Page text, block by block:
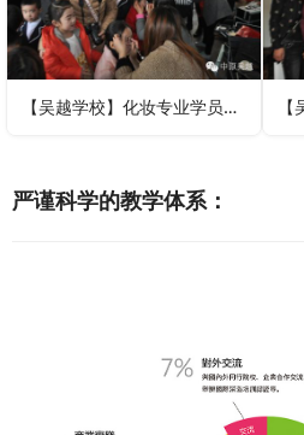
【吴越学校】化妆专业学员义务给学生化妆
严谨科学的教学体系：